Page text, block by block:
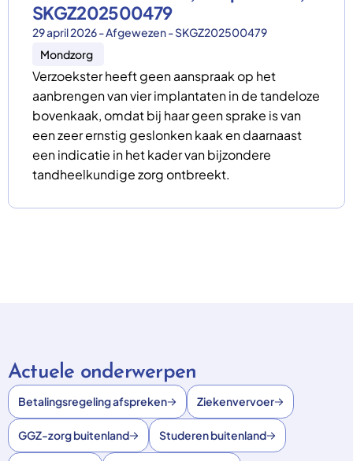
SKGZ202500479
29 april 2026 - Afgewezen - SKGZ202500479
Mondzorg
Verzoekster heeft geen aanspraak op het
aanbrengen van vier implantaten in de tandeloze
bovenkaak, omdat bij haar geen sprake is van
een zeer ernstig geslonken kaak en daarnaast
een indicatie in het kader van bijzondere
tandheelkundige zorg ontbreekt.
Actuele onderwerpen
Betalingsregeling afspreken Ziekenvervoer
GGZ-zorg buitenland Studeren buitenland